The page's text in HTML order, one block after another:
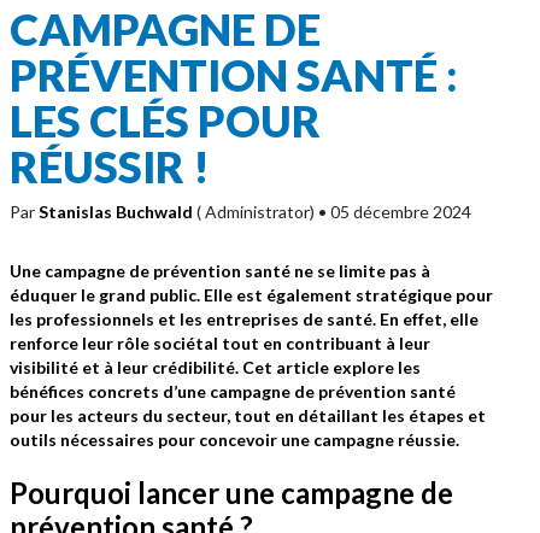
CAMPAGNE DE
PRÉVENTION SANTÉ :
LES CLÉS POUR
RÉUSSIR !
ParStanislas Buchwald ( Administrator) • 05 décembre 2024
Une campagne de prévention santé ne se limite pas à
éduquer le grand public. Elle est également stratégique pour
les professionnels et les entreprises de santé. En effet, elle
renforce leur rôle sociétal tout en contribuant à leur
visibilité et à leur crédibilité. Cet article explore les
bénéfices concrets d’une campagne de prévention santé
pour les acteurs du secteur, tout en détaillant les étapes et
outils nécessaires pour concevoir une campagne réussie.
Pourquoi lancer une campagne de